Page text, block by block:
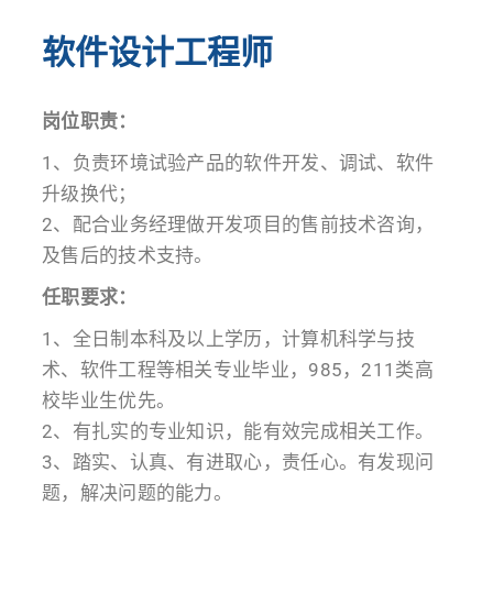
软件设计工程师
岗位职责：
1、负责环境试验产品的软件开发、调试、软件
升级换代；
2、配合业务经理做开发项目的售前技术咨询，
及售后的技术支持。
任职要求：
1、全日制本科及以上学历，计算机科学与技
术、软件工程等相关专业毕业，985，211类高
校毕业生优先。
2、有扎实的专业知识，能有效完成相关工作。
3、踏实、认真、有进取心，责任心。有发现问
题，解决问题的能力。